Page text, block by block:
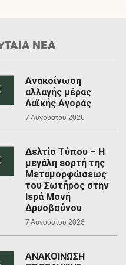
ΝΕΑ
Ανακοίνωση
αλλαγής μέρας
Λαϊκής Αγοράς
7 Αυγούστου 2026
Δελτίο Τύπου – Η
μεγάλη εορτή της
Μεταμορφώσεως
του Σωτήρος στην
Ιερά Μονή
Δρυοβούνου
7 Αυγούστου 2026
ΑΝΑΚΟΙΝΩΣΗ